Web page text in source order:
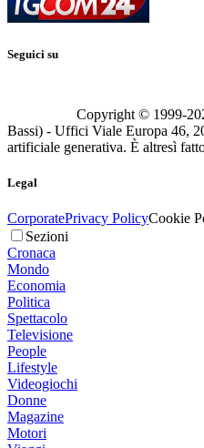
Seguici su
Copyright © 1999-
Bassi) - Uffici Viale Europa 46,
artificiale generativa. È altresì
Legal
CorporatePrivacy PolicyCookie
Sezioni
Cronaca
Mondo
Economia
Politica
Spettacolo
Televisione
People
Lifestyle
Videogiochi
Donne
Magazine
Motori